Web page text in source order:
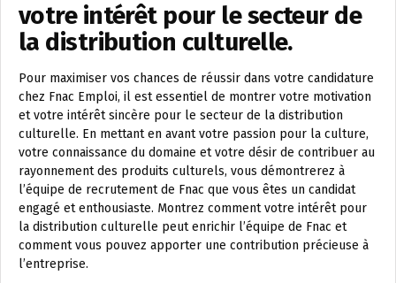
votre intérêt pour le secteur de
la distribution culturelle.
Pour maximiser vos chances de réussir dans votre candidature
chez Fnac Emploi, il est essentiel de montrer votre motivation
et votre intérêt sincère pour le secteur de la distribution
culturelle. En mettant en avant votre passion pour la culture,
votre connaissance du domaine et votre désir de contribuer au
rayonnement des produits culturels, vous démontrerez à
l’équipe de recrutement de Fnac que vous êtes un candidat
engagé et enthousiaste. Montrez comment votre intérêt pour
la distribution culturelle peut enrichir l’équipe de Fnac et
comment vous pouvez apporter une contribution précieuse à
l’entreprise.